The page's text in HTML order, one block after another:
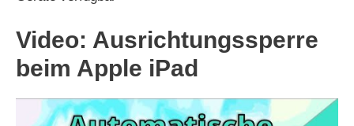
Video: Ausrichtungssperre
beim Apple iPad